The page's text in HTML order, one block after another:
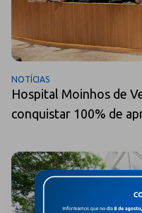
NOTÍCIAS
Hospital Moinhos de
conquistar 100% de